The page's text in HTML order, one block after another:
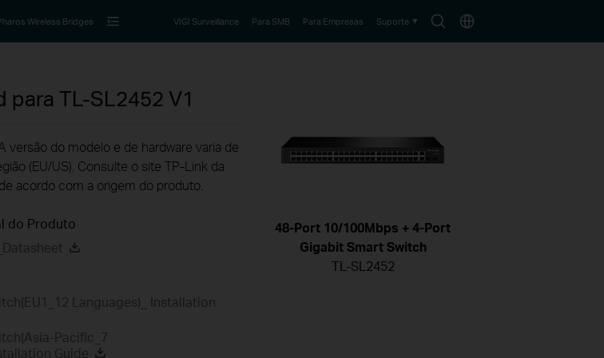
SearchChoose
Wireless Bridges VIGI Surveillance Para SMB Para Empresas Suporte
para TL-SL2452 V1
versão do modelo e de hardware varia de
(EU/US). Consulte o site TP-Link da
acordo com a origem do produto.
do Produto
Languages)_ Installation
Pacific_7
Guide
48-Port 10/100Mbps + 4-Port
Gigabit Smart Switch
TL-SL2452